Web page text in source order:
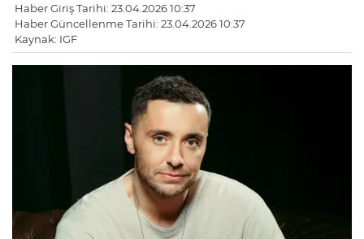
Haber Giriş Tarihi: 23.04.2026 10:37
Haber Güncellenme Tarihi: 23.04.2026 10:37
Kaynak: IGF